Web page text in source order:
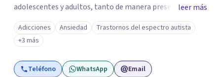
adolescentes y adultos, tanto de manera presencial
como online. Trabajo con distintas problemáticas como
depresión, ataques de pánico, adicciones, trastornos
alimentarios, trastornos del espectro autista (TEA) y
otras situaciones que generan malestar. Entiendo que
cada persona llega con una historia única, por eso el
leer más
Adicciones Ansiedad
Trastornos del espectro autista
+3 más
Teléfono WhatsApp Email